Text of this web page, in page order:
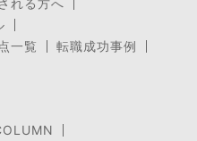
れる方へ
一覧
転職成功事例